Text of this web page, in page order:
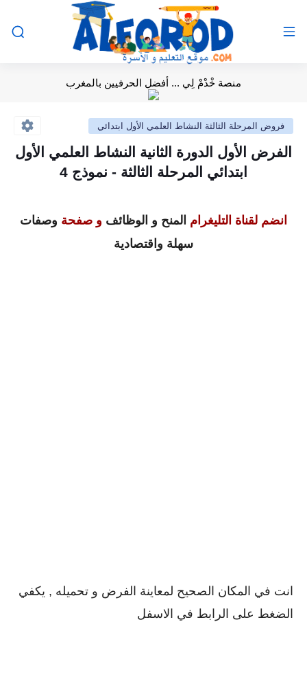
منصة خْدْمْ لِي ... أفضل الحرفيين بالمغرب
فروض المرحلة الثالثة النشاط العلمي الأول ابتدائي
الفرض الأول الدورة الثانية النشاط العلمي الأول
ابتدائي المرحلة الثالثة - نموذج 4
انضم لقناة التليغرام المنح و الوظائف و صفحة وصفات
سهلة واقتصادية
انت في المكان الصحيح لمعاينة الفرض و تحميله , يكفي
الضغط على الرابط في الاسفل